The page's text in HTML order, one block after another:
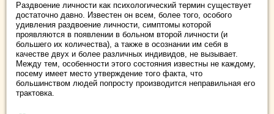
Раздвоение личности как психологический термин существует
достаточно давно. Известен он всем, более того, особого
удивления раздвоение личности, симптомы которой
проявляются в появлении в больном второй личности (и
большего их количества), а также в осознании им себя в
качестве двух и более различных индивидов, не вызывает.
Между тем, особенности этого состояния известны не каждому,
посему имеет место утверждение того факта, что
большинством людей попросту производится неправильная его
трактовка.